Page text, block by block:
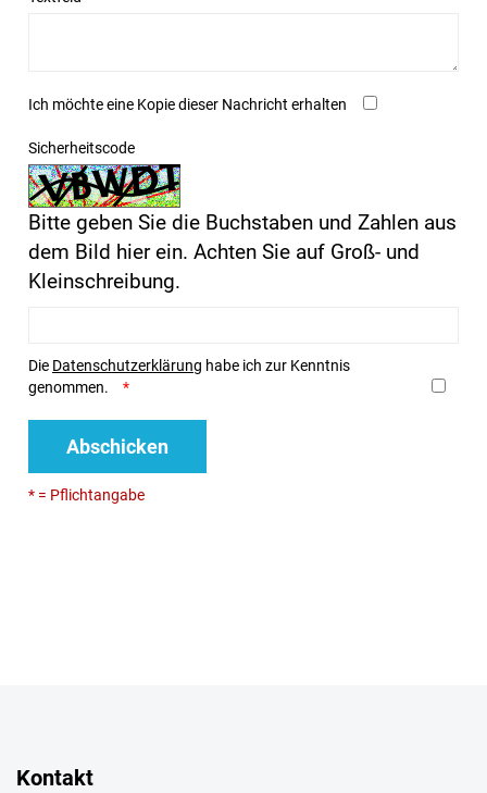
Ich möchte eine Kopie dieser Nachricht erhalten
Sicherheitscode
Bitte geben Sie die Buchstaben und Zahlen aus
dem Bild hier ein. Achten Sie auf Groß- und
Kleinschreibung.
Die Datenschutzerklärung habe ich zur Kenntnis
genommen.
Abschicken
* = Pflichtangabe
Kontakt